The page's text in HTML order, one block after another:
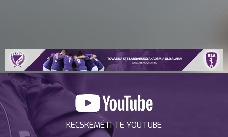
KECSKEMÉTI TE YOUTUBE